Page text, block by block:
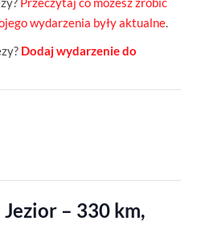
wydarzenia były aktualne.
Dodaj wydarzenie do
– 330 km,